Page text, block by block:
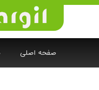
صفحه اصلی